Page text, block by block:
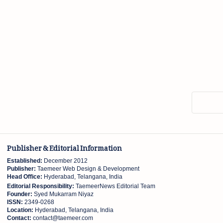
Publisher & Editorial Information
Established: December 2012
Publisher: Taemeer Web Design & Development
Head Office: Hyderabad, Telangana, India
Editorial Responsibility: TaemeerNews Editorial Team
Founder: Syed Mukarram Niyaz
ISSN: 2349-0268
Location: Hyderabad, Telangana, India
Contact: contact@taemeer.com